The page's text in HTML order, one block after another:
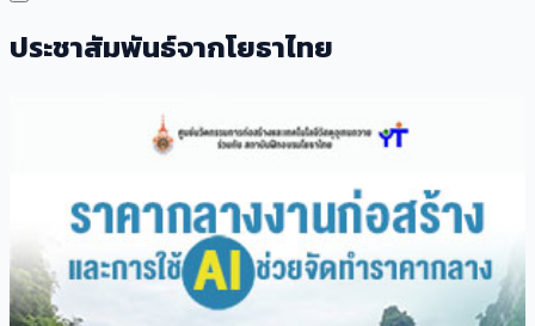
ประชาสัมพันธ์จากโยธาไทย